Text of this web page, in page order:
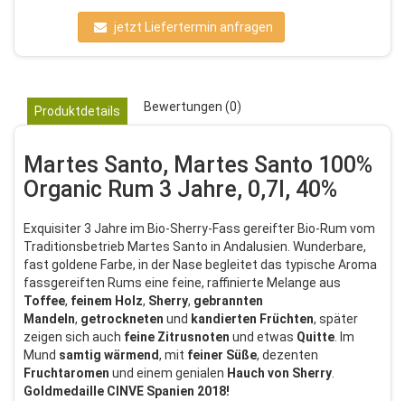
jetzt Liefertermin anfragen
Produktdetails Bewertungen (0)
Martes Santo, Martes Santo 100%
Organic Rum 3 Jahre, 0,7l, 40%
Exquisiter 3 Jahre im Bio-Sherry-Fass gereifter Bio-Rum vom
Traditionsbetrieb Martes Santo in Andalusien. Wunderbare,
fast goldene Farbe, in der Nase begleitet das typische Aroma
fassgereiften Rums eine feine, raffinierte Melange aus
Toffee, feinem Holz, Sherry, gebrannten
Mandeln, getrockneten und kandierten Früchten, später
zeigen sich auch feine Zitrusnoten und etwas Quitte . Im
Mund samtig wärmend, mit feiner Süße, dezenten
Fruchtaromen und einem genialen Hauch von Sherry
Goldmedaille CINVE Spanien 2018!